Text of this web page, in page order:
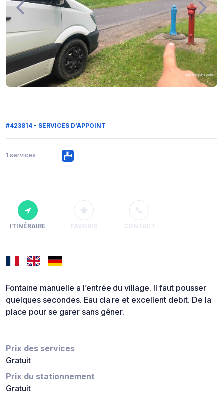
#423814 - SERVICES D'APPOINT
1 services
ITINÉRAIRE FAVORIS CONTACT
Fontaine manuelle a l’entrée du village. Il faut pousser
quelques secondes. Eau claire et excellent debit. De la
place pour se garer sans gêner.
Prix des services
Gratuit
Prix du stationnement
Gratuit